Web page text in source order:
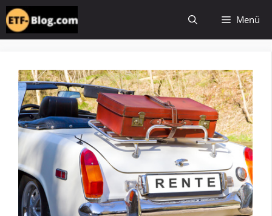
Zum
Inhalt
springen
Menü